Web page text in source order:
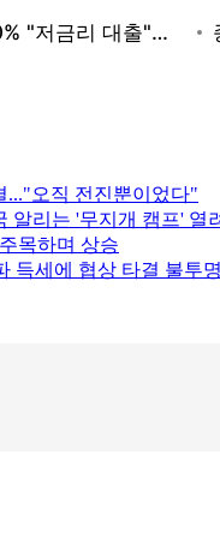
..."오직 전진뿐이었다"
알리는 '무지개 캠프' 열
목하며 상승
득세에 협상 타결 불투